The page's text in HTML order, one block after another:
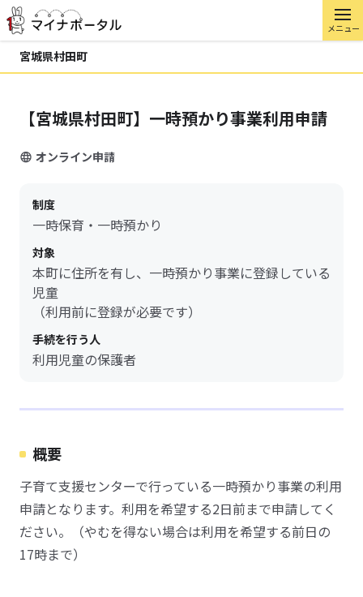
メニュー
宮城県村田町
【宮城県村田町】一時預かり事業利用申請
オンライン申請
制度
一時保育・一時預かり
対象
本町に住所を有し、一時預かり事業に登録している
児童
（利用前に登録が必要です）
手続を行う人
利用児童の保護者
概要
子育て支援センターで行っている一時預かり事業の利用
申請となります。利用を希望する2日前まで申請してく
ださい。（やむを得ない場合は利用を希望する前日の
17時まで）